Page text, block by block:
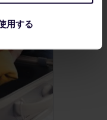
用する